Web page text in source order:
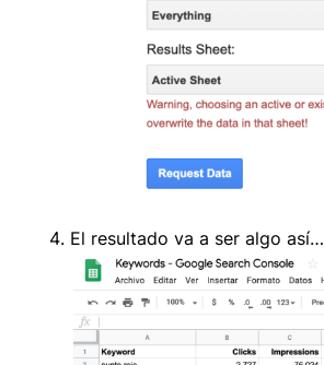
El resultado va a ser algo así…